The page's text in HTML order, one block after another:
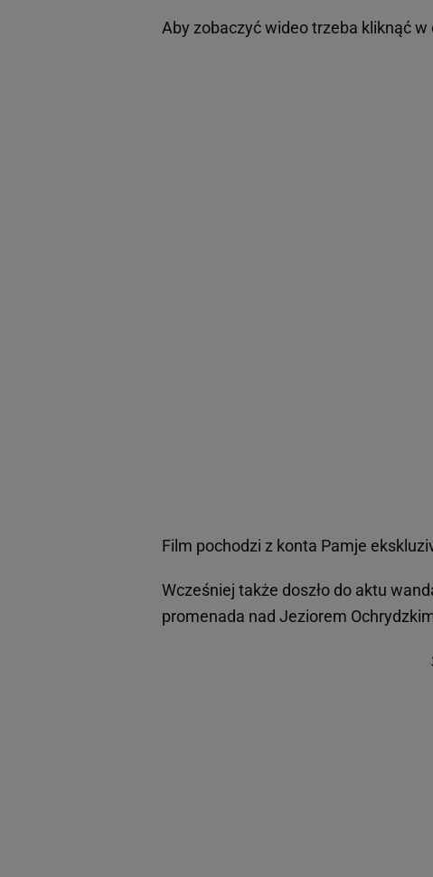
Aby zobaczyć wideo trzeba kliknąć w
Film pochodzi z konta Pamje
Wcześniej także doszło do aktu
promenada nad Jeziorem